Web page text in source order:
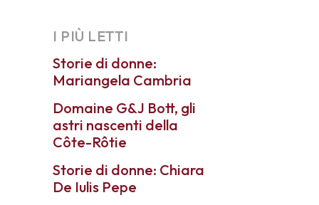
I PIÙ LETTI
Storie di donne:
Mariangela Cambria
Domaine G&J Bott, gli
astri nascenti della
Côte-Rôtie
Storie di donne: Chiara
De Iulis Pepe